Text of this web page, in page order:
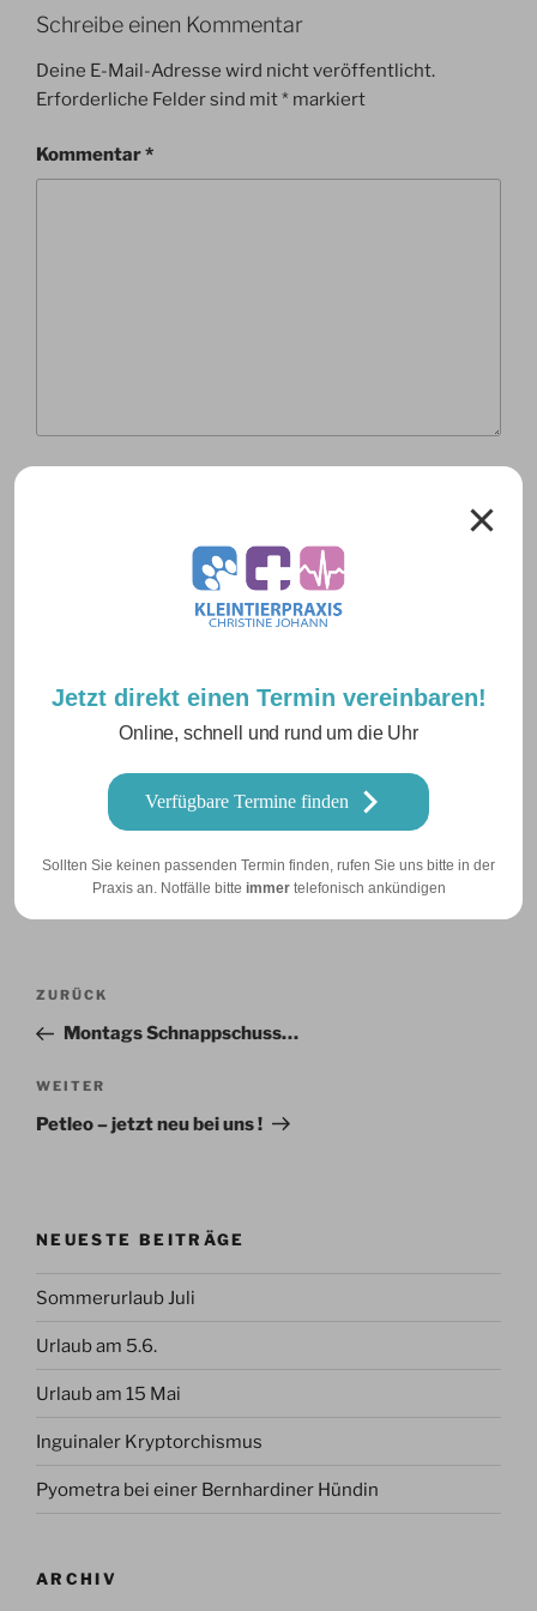
Jetzt direkt einen Termin vereinbaren!
Online, schnell und rund um die Uhr
Verfügbare Termine finden
Sollten Sie keinen passenden Termin finden, rufen Sie uns bitte in der
Praxis an. Notfälle bitte immertelefonisch ankündigen
Schreibe einen Kommentar
Deine E-Mail-Adresse wird nicht veröffentlicht.
Erforderliche Felder sind mit* markiert
Kommentar*
Beitragsnavigation
Vorheriger
Beitrag
ZURÜCK
Montags Schnappschuss…
Nächster
Beitrag
WEITER
Petleo – jetzt neu bei uns !
NEUESTE BEITRÄGE
Sommerurlaub Juli
Urlaub am 5.6.
Urlaub am 15 Mai
Inguinaler Kryptorchismus
Pyometra bei einer Bernhardiner Hündin
ARCHIV